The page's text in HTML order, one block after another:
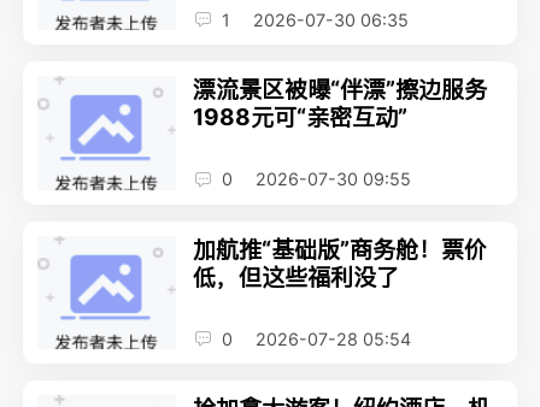
1 2026-07-30 06:35
漂流景区被曝“伴漂”擦边服务
1988元可“亲密互动”
0 2026-07-30 09:55
加航推“基础版”商务舱！票价
低，但这些福利没了
0 2026-07-28 05:54